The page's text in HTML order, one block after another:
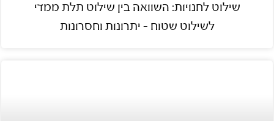
שילוט לחנויות: השוואה בין שילוט תלת ממדי
לשילוט שטוח – יתרונות וחסרונות